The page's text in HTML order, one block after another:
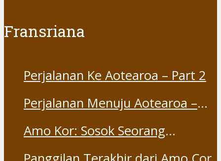
Fransriana
Perjalanan Ke Aotearoa – Part 2
Perjalanan Menuju Aotearoa –
Amo Kor: Sosok Seorang